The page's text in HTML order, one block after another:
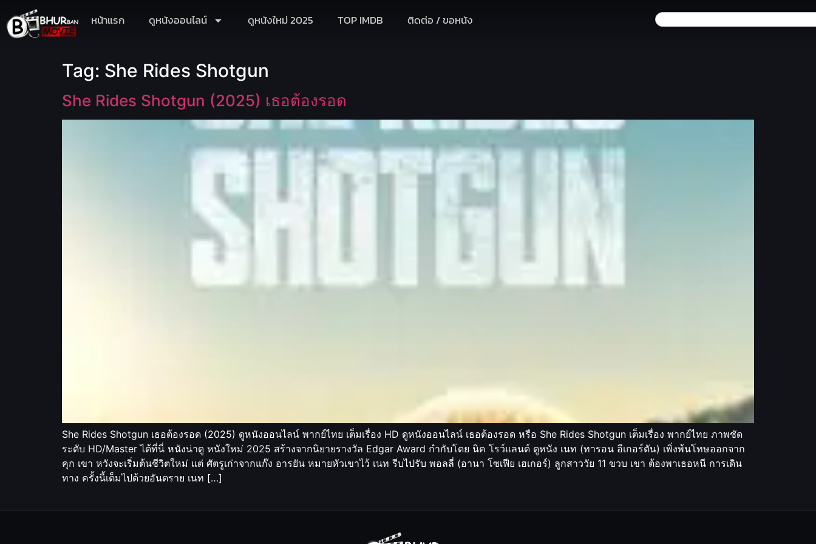
หน้าแรก ดูหนังออนไลน์ ดูหนังใหม่ 2025 TOP IMDB ติดต่อ / ขอหนัง
Tag: She Rides Shotgun
She Rides Shotgun (2025) เธอต้องรอด
She Rides Shotgun เธอต้องรอด (2025) ดูหนังออนไลน์ พากย์ไทย เต็มเรื่อง HD ดูหนังออนไลน์ เธอต้องรอด หรือ She Rides Shotgun เต็มเรื่อง พากย์ไทย ภาพชัด
ระดับ HD/Master ได้ที่นี่ หนังน่าดู หนังใหม่ 2025 สร้างจากนิยายรางวัล Edgar Award กำกับโดย นิค โรว์แลนด์ ดูหนัง เนท (ทารอน อีเกอร์ตัน) เพิ่งพ้นโทษออกจาก
คุก เขา หวังจะเริ่มต้นชีวิตใหม่ แต่ ศัตรูเก่าจากแก๊ง อารยัน หมายหัวเขาไว้ เนท รีบไปรับ พอลลี่ (อานา โซเฟีย เฮเกอร์) ลูกสาววัย 11 ขวบ เขา ต้องพาเธอหนี การเดิน
ทาง ครั้งนี้เต็มไปด้วยอันตราย เนท […]